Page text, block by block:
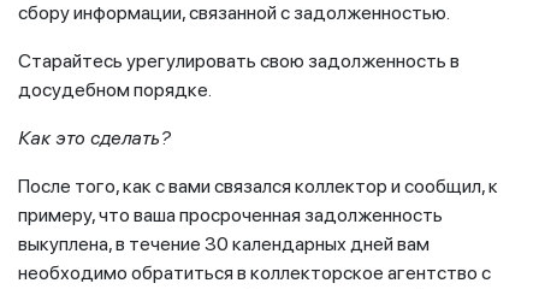
сбору информации, связанной с задолженностью.
Старайтесь урегулировать свою задолженность в
досудебном порядке.
Как это сделать?
После того, как с вами связался коллектор и сообщил, к
примеру, что ваша просроченная задолженность
выкуплена, в течение 30 календарных дней вам
необходимо обратиться в коллекторское агентство с